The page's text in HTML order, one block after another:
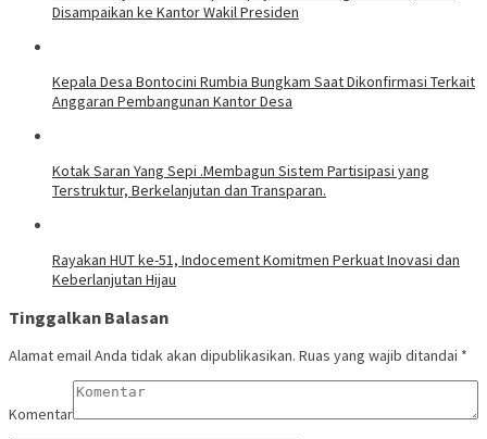
Disampaikan ke Kantor Wakil Presiden
Kepala Desa Bontocini Rumbia Bungkam Saat Dikonfirmasi Terkait
Anggaran Pembangunan Kantor Desa
Kotak Saran Yang Sepi .Membagun Sistem Partisipasi yang
Terstruktur, Berkelanjutan dan Transparan.
Rayakan HUT ke-51, Indocement Komitmen Perkuat Inovasi dan
Keberlanjutan Hijau
Tinggalkan Balasan
Alamat email Anda tidak akan dipublikasikan. Ruas yang wajib ditandai *
Komentar